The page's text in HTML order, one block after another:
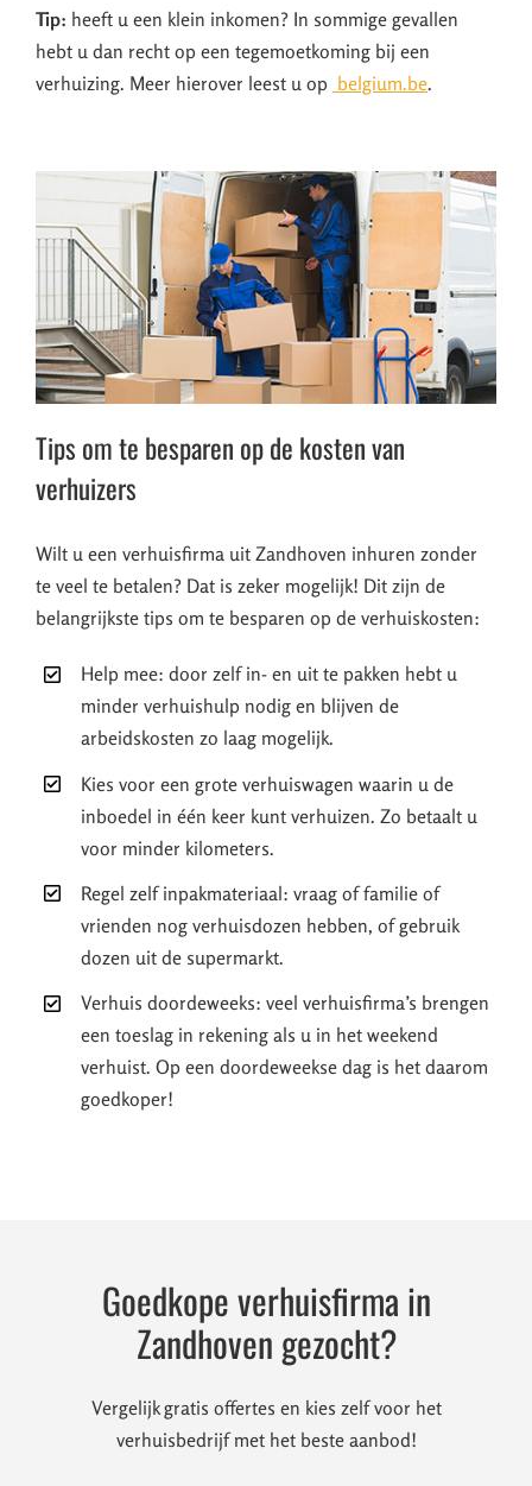
Tip: heeft u een klein inkomen? In sommige gevallen
hebt u dan recht op een tegemoetkoming bij een
verhuizing. Meer hierover leest u op belgium.be.
Tips om te besparen op de kosten van
verhuizers
Wilt u een verhuisfirma uit Zandhoven inhuren zonder
te veel te betalen? Dat is zeker mogelijk! Dit zijn de
belangrijkste tips om te besparen op de verhuiskosten:
Help mee: door zelf in- en uit te pakken hebt u
minder verhuishulp nodig en blijven de
arbeidskosten zo laag mogelijk.
Kies voor een grote verhuiswagen waarin u de
inboedel in één keer kunt verhuizen. Zo betaalt u
voor minder kilometers.
Regel zelf inpakmateriaal: vraag of familie of
vrienden nog verhuisdozen hebben, of gebruik
dozen uit de supermarkt.
Verhuis doordeweeks: veel verhuisfirma’s brengen
een toeslag in rekening als u in het weekend
verhuist. Op een doordeweekse dag is het daarom
goedkoper!
Goedkope verhuisfirma in
Zandhoven gezocht?
Vergelijk gratis offertes en kies zelf voor het
verhuisbedrijf met het beste aanbod!